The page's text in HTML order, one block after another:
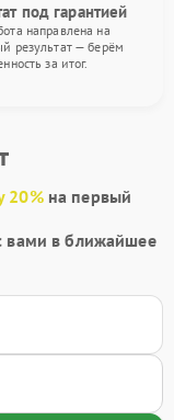
под гарантией
направлена на
результат — берём
за итог.
20%на первый
вами в ближайшее